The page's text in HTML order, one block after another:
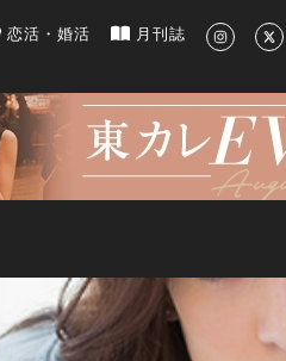
グルメ、洗練されたライフスタイ
恋活・婚活 月刊誌